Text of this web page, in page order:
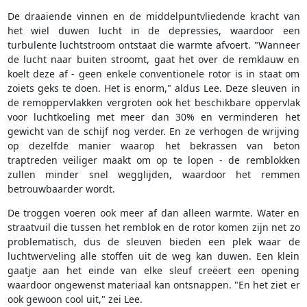
De draaiende vinnen en de middelpuntvliedende kracht van
het wiel duwen lucht in de depressies, waardoor een
turbulente luchtstroom ontstaat die warmte afvoert. "Wanneer
de lucht naar buiten stroomt, gaat het over de remklauw en
koelt deze af - geen enkele conventionele rotor is in staat om
zoiets geks te doen. Het is enorm," aldus Lee. Deze sleuven in
de remoppervlakken vergroten ook het beschikbare oppervlak
voor luchtkoeling met meer dan 30% en verminderen het
gewicht van de schijf nog verder. En ze verhogen de wrijving
op dezelfde manier waarop het bekrassen van beton
traptreden veiliger maakt om op te lopen - de remblokken
zullen minder snel wegglijden, waardoor het remmen
betrouwbaarder wordt.
De troggen voeren ook meer af dan alleen warmte. Water en
straatvuil die tussen het remblok en de rotor komen zijn net zo
problematisch, dus de sleuven bieden een plek waar de
luchtwerveling alle stoffen uit de weg kan duwen. Een klein
gaatje aan het einde van elke sleuf creëert een opening
waardoor ongewenst materiaal kan ontsnappen. "En het ziet er
ook gewoon cool uit," zei Lee.